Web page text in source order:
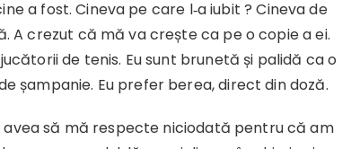
a fost. Cineva pe care l‑a iubit ? Cineva de
A crezut că mă va crește ca pe o copie a ei.
de tenis. Eu sunt brunetă și palidă ca o
șampanie. Eu prefer berea, direct din doză.
să mă respecte niciodată pentru că am